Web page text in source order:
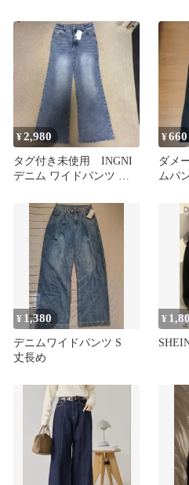
¥2,980
タグ付き未使用 INGNI
デニム ワイドパンツ グ
¥660
ダメ
ムパ
¥ 1,380
デニムワイドパンツ S
丈長め
¥